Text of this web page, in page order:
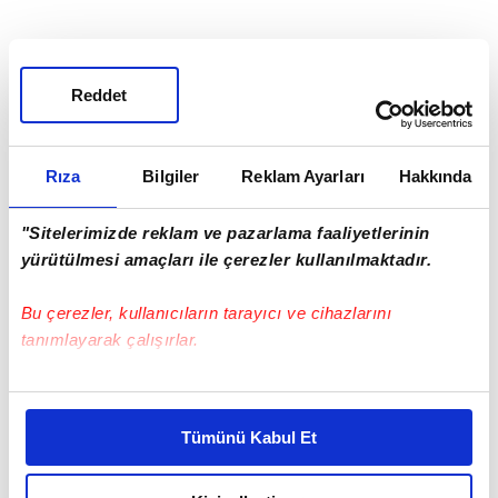
Rıza Bilgiler Reklam Ayarları Hakkında
"Sitelerimizde reklam ve pazarlama faaliyetlerinin
yürütülmesi amaçları ile çerezler kullanılmaktadır.
Bu çerezler, kullanıcıların tarayıcı ve cihazlarını
tanımlayarak çalışırlar.
Bu çerezlere izin vermeniz halinde sizlere özel
daha iyi reklam deneyimi yaşatabiliriz. Bunu yaparken
amacımızın size daha iyi bir reklam deneyimi sunmak
Tümünü Kabul Et
Reddet
EN ÇOK OKUNANLAR